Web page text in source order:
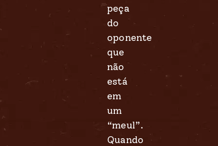
peça
do
oponente
que
não
está
em
um
“meul”.
Quando